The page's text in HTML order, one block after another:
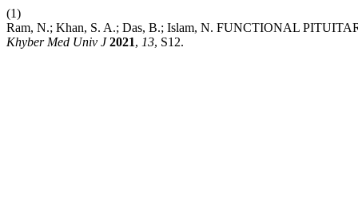
(1)
Ram, N.; Khan, S. A.; Das, B.; Islam, N. FUNCTIONAL
Khyber Med Univ J 2021, 13, S12.